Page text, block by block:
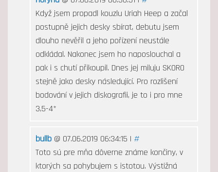
Když jsem propadl kouzlu Uriah Heep a začal
postupně jejich desky sbírat, debutu jsem
dlouho nevěřil a jeho pořízení neustále
odkládal. Nakonec jsem ho naposlouchal a
pak i s chutí přikoupil. Dnes jej miluju SKORO
stejně jako desky následující. Pro rozlišení
bodování v jejich diskografii, je to i pro mne
3,5-4*
bullb@ 07.06.2019 06:34:15 | #
Toto sú pre mňa dôverne známe končiny, v
ktorých sa pohybujem s istotou. Výstižná